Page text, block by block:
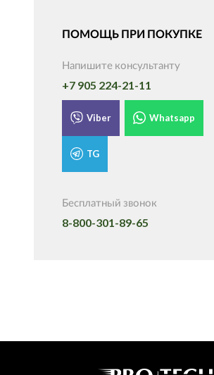
ПОМОЩЬ ПРИ ПОКУПКЕ
Напишите консультанту
+7 905 224-21-11
Viber Whatsapp
TG
Бесплатный звонок
8-800-301-89-65